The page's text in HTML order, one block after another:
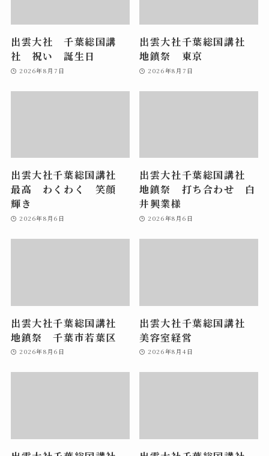
出雲大社 千葉総国講
社 祝い 誕生日
2026年8月7日
出雲大社千葉総国講社
地鎮祭 東京
2026年8月7日
出雲大社千葉総国講社
最高 わくわく 笑顔
輝き
2026年8月6日
出雲大社千葉総国講社
地鎮祭 打ち合わせ 白
井興業様
2026年8月6日
出雲大社千葉総国講社
地鎮祭 千葉市若葉区
2026年8月6日
出雲大社千葉総国講社
美容室経営
2026年8月4日